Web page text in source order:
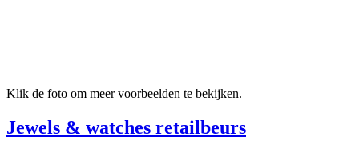
Klik de foto om meer voorbeelden te bekijken.
Jewels & watches retailbeurs